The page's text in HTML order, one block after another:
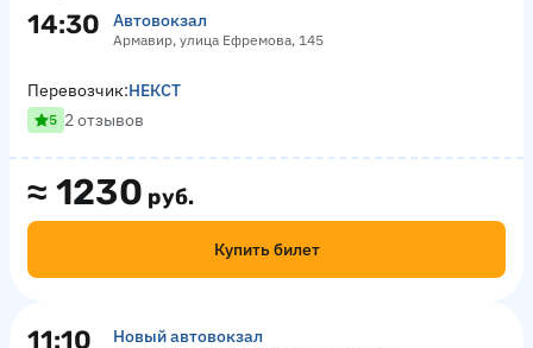
14:30 Автовокзал
Армавир, улица Ефремова, 145
≈ 1230 руб.
Купить билет
Перевозчик:НЕКСТ
5 2 отзывов
11:10 Новый автовокзал